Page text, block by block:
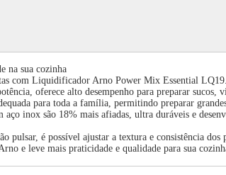
na sua cozinha
com Liquidificador Arno Power Mix Essential
oferece alto desempenho para preparar
para toda a família, permitindo preparar
inox são 18% mais afiadas, ultra duráveis e
pulsar, é possível ajustar a textura e consistência
e leve mais praticidade e qualidade para sua